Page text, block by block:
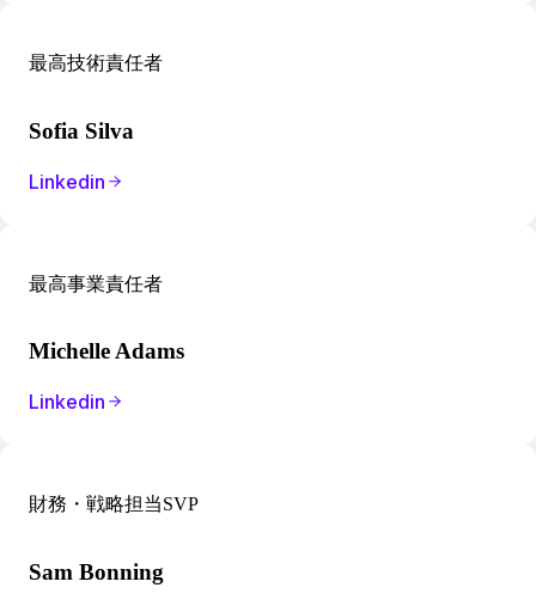
最高技術責任者
Sofia Silva
Linkedin
最高事業責任者
Michelle Adams
Linkedin
財務・戦略担当SVP
Sam Bonning